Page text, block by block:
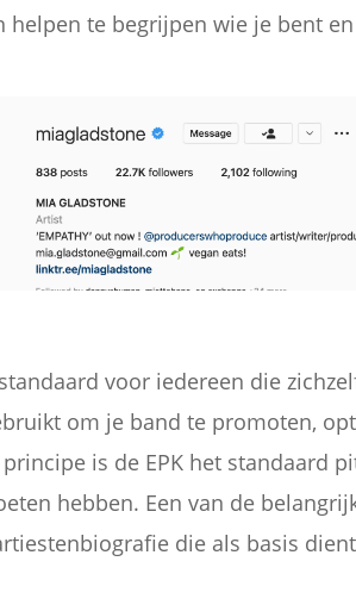
te begrijpen wie je bent
voor iedereen die
om je band te promoten,
is de EPK het standaard
hebben. Een van de
die als basis